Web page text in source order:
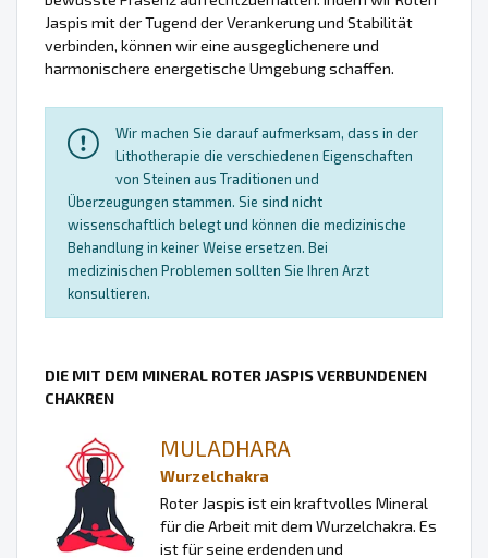
Jaspis mit der Tugend der Verankerung und Stabilität
verbinden, können wir eine ausgeglichenere und
harmonischere energetische Umgebung schaffen.
Wir machen Sie darauf aufmerksam, dass in der
Lithotherapie die verschiedenen Eigenschaften
von Steinen aus Traditionen und
Überzeugungen stammen. Sie sind nicht
wissenschaftlich belegt und können die medizinische
Behandlung in keiner Weise ersetzen. Bei
medizinischen Problemen sollten Sie Ihren Arzt
konsultieren.
DIE MIT DEM MINERAL ROTER JASPIS VERBUNDENEN
CHAKREN
MULADHARA
Wurzelchakra
Roter Jaspis ist ein kraftvolles Mineral
für die Arbeit mit dem Wurzelchakra. Es
ist für seine erdenden und